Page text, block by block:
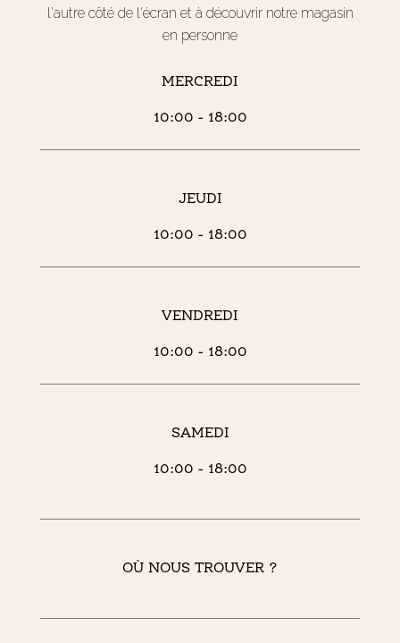
l'autre côté de l'écran et à découvrir notre magasin
en personne
MERCREDI
10:00 - 18:00
JEUDI
10:00 - 18:00
VENDREDI
10:00 - 18:00
SAMEDI
10:00 - 18:00
OÙ NOUS TROUVER ?